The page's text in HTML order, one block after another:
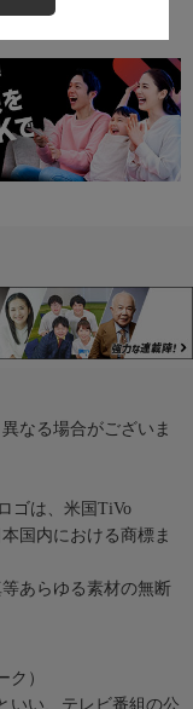
なる場合がございま
ゴは、米国TiVo
国内における商標ま
あらゆる素材の無断
ク）
いい、テレビ番組の公